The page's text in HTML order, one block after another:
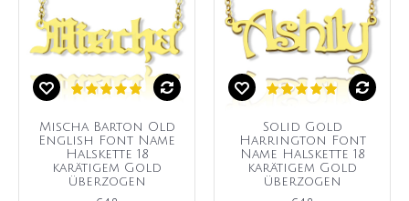
Mischa Barton Old
English Font Name
Halskette 18
karätigem Gold
überzogen
Solid Gold
Harrington Font
Name Halskette 18
karätigem Gold
überzogen